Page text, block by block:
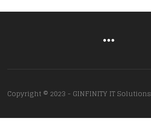
Copyright © 2023 - GINFINITY IT Solutions